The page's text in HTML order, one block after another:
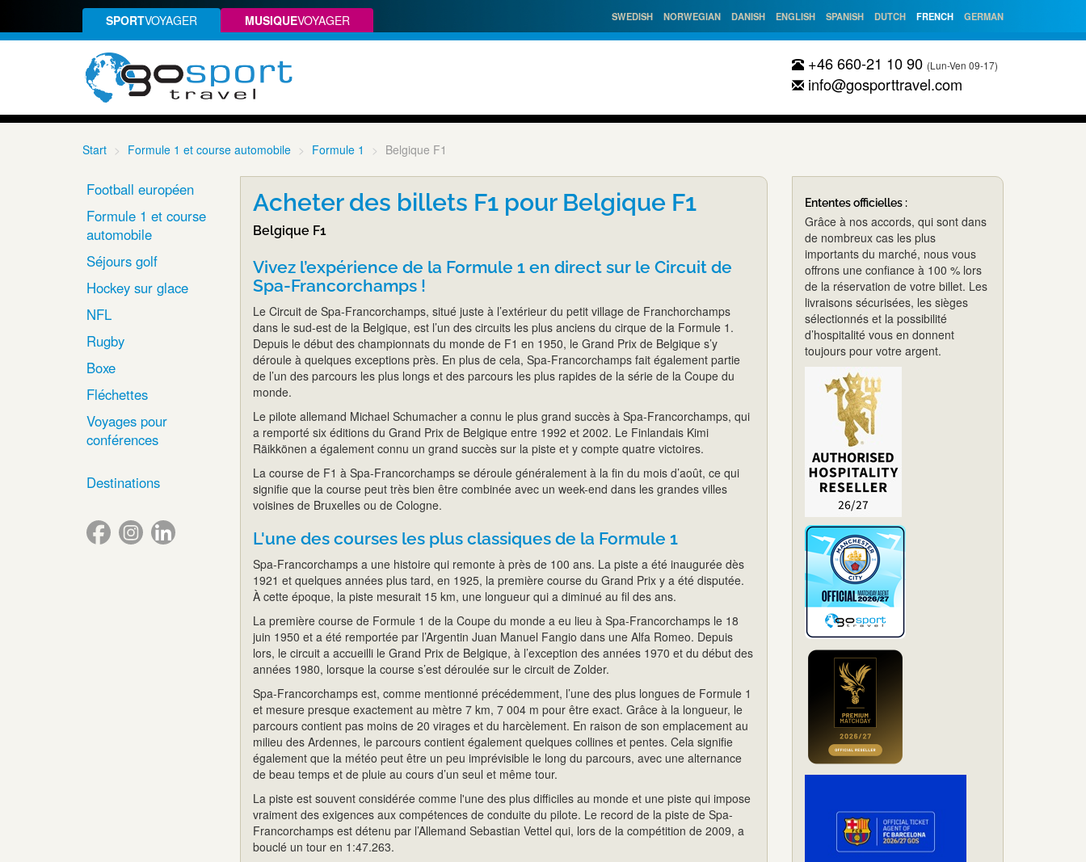
SPORTVOYAGER MUSIQUEVOYAGER SWEDISH NORWEGIAN DANISH ENGLISH SPANISH DUTCH FRENCH GERMAN
+46 660-21 10 90 (Lun-Ven 09-17)
info@gosporttravel.com
Start Formule 1 et course automobile Formule 1 Belgique F1
Football européen
Formule 1 et course
automobile
Séjours golf
Hockey sur glace
NFL
Rugby
Boxe
Fléchettes
Voyages pour
conférences
Destinations
Acheter des billets F1 pour Belgique F1
Belgique F1
Vivez l’expérience de la Formule 1 en direct sur le Circuit de
Spa-Francorchamps !
Le Circuit de Spa-Francorchamps, situé juste à l’extérieur du petit village de Franchorchamps
dans le sud-est de la Belgique, est l’un des circuits les plus anciens du cirque de la Formule 1.
Depuis le début des championnats du monde de F1 en 1950, le Grand Prix de Belgique s’y
déroule à quelques exceptions près. En plus de cela, Spa-Francorchamps fait également partie
de l’un des parcours les plus longs et des parcours les plus rapides de la série de la Coupe du
monde.
Le pilote allemand Michael Schumacher a connu le plus grand succès à Spa-Francorchamps, qui
a remporté six éditions du Grand Prix de Belgique entre 1992 et 2002. Le Finlandais Kimi
Räikkönen a également connu un grand succès sur la piste et y compte quatre victoires.
La course de F1 à Spa-Francorchamps se déroule généralement à la fin du mois d’août, ce qui
signifie que la course peut très bien être combinée avec un week-end dans les grandes villes
voisines de Bruxelles ou de Cologne.
L'une des courses les plus classiques de la Formule 1
Spa-Francorchamps a une histoire qui remonte à près de 100 ans. La piste a été inaugurée dès
1921 et quelques années plus tard, en 1925, la première course du Grand Prix y a été disputée.
À cette époque, la piste mesurait 15 km, une longueur qui a diminué au fil des ans.
La première course de Formule 1 de la Coupe du monde a eu lieu à Spa-Francorchamps le 18
juin 1950 et a été remportée par l’Argentin Juan Manuel Fangio dans une Alfa Romeo. Depuis
lors, le circuit a accueilli le Grand Prix de Belgique, à l’exception des années 1970 et du début des
années 1980, lorsque la course s’est déroulée sur le circuit de Zolder.
Spa-Francorchamps est, comme mentionné précédemment, l’une des plus longues de Formule 1
et mesure presque exactement au mètre 7 km, 7 004 m pour être exact. Grâce à la longueur, le
parcours contient pas moins de 20 virages et du harcèlement. En raison de son emplacement au
milieu des Ardennes, le parcours contient également quelques collines et pentes. Cela signifie
également que la météo peut être un peu imprévisible le long du parcours, avec une alternance
de beau temps et de pluie au cours d’un seul et même tour.
La piste est souvent considérée comme l'une des plus difficiles au monde et une piste qui impose
vraiment des exigences aux compétences de conduite du pilote. Le record de la piste de Spa-
Francorchamps est détenu par l’Allemand Sebastian Vettel qui, lors de la compétition de 2009, a
bouclé un tour en 1:47.263.
Ententes officielles :
Grâce à nos accords, qui sont dans
de nombreux cas les plus
importants du marché, nous vous
offrons une confiance à 100 % lors
de la réservation de votre billet. Les
livraisons sécurisées, les sièges
sélectionnés et la possibilité
d’hospitalité vous en donnent
toujours pour votre argent.